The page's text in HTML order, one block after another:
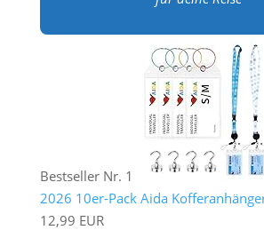
Bestseller Nr. 1
2026 10er-Pack Aida
12,99 EUR